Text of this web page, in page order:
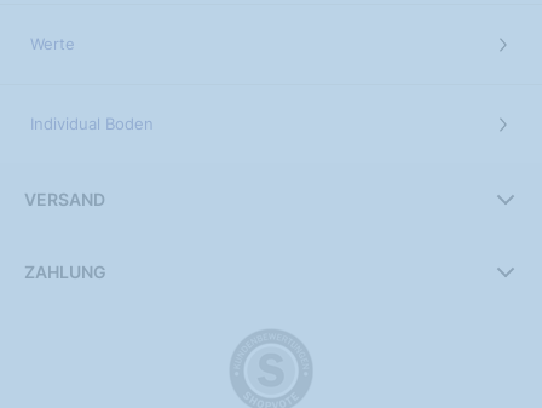
Werte
Individual Boden
VERSAND
ZAHLUNG